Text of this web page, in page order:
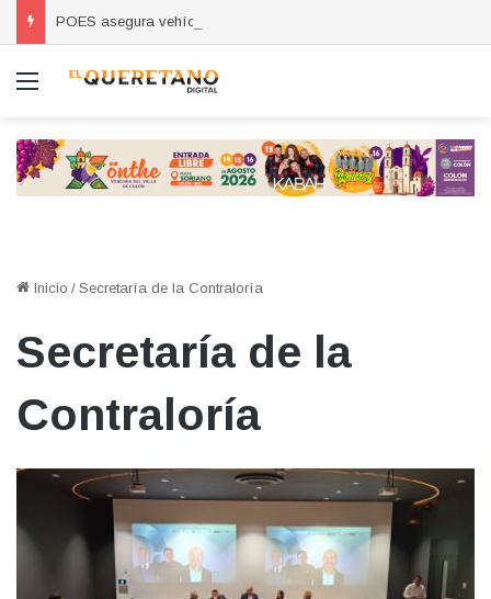
Menú
Inicio / Secretaría de la Contraloría
Secretaría de la
Contraloría